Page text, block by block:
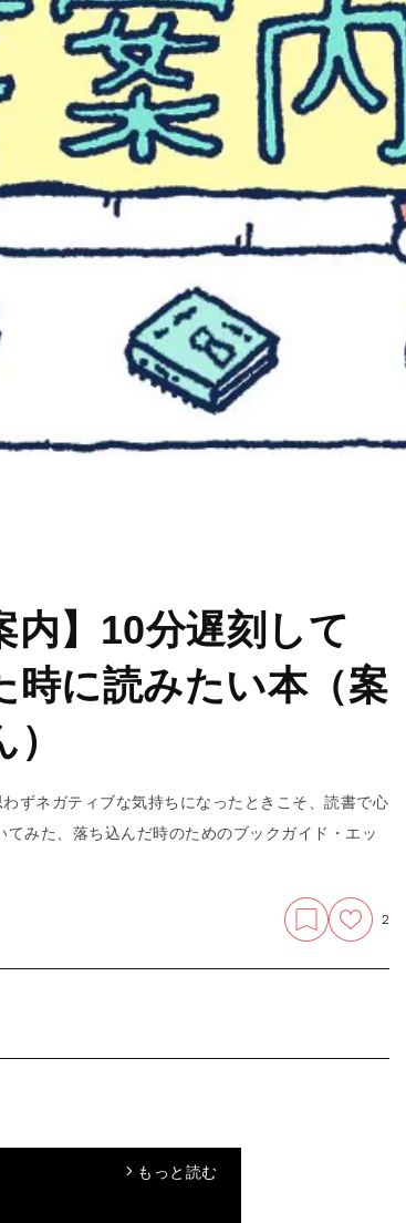
内】10分遅刻して
時に読みたい本（案
ずネガティブな気持ちになったときこそ、読書で心
みた、落ち込んだ時のためのブックガイド・エッ
2
arrow_forward_ios もっと読む